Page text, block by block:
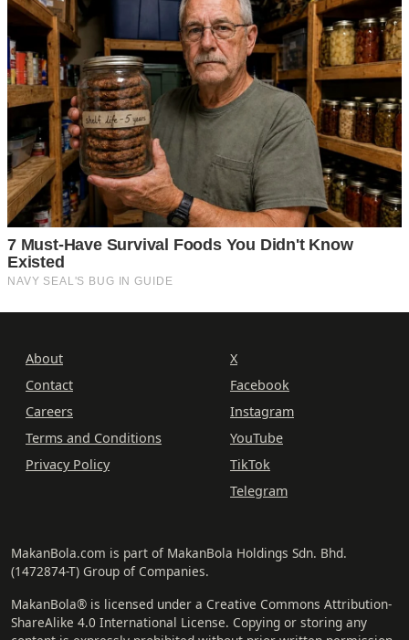
About
Contact
Careers
Terms and Conditions
Privacy Policy
X
Facebook
Instagram
YouTube
TikTok
Telegram
MakanBola.com is part of MakanBola Holdings Sdn. Bhd.
(1472874-T) Group of Companies.
MakanBola® is licensed under a Creative Commons Attribution-
ShareAlike 4.0 International License. Copying or storing any